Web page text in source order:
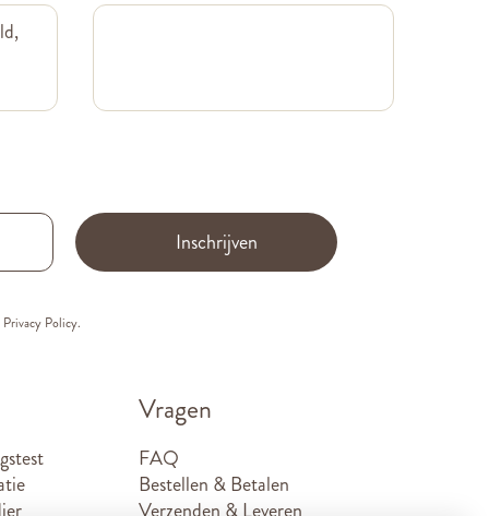
Inschrijven
Privacy Policy.
Vragen
FAQ
Bestellen & Betalen